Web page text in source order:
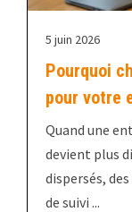
5 juin 2026
Pourquoi
pour votre
Quand une
devient plus
dispersés,
de suivi ...